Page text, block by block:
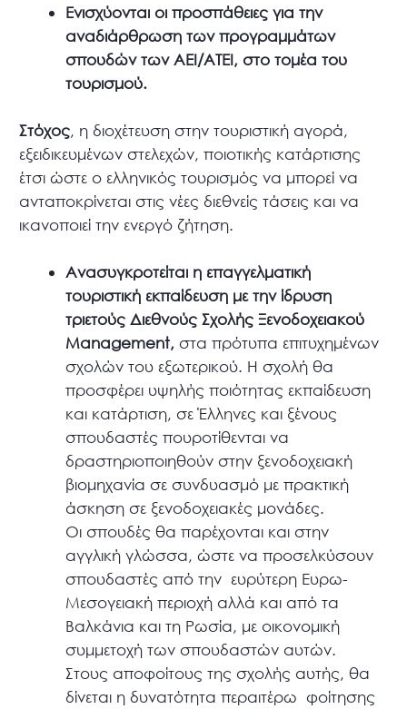
Ενισχύονται οι προσπάθειες για την
αναδιάρθρωση των προγραμμάτων
σπουδών των ΑΕΙ/ΑΤΕΙ, στο τομέα του
τουρισμού.
Στόχος, η διοχέτευση στην τουριστική αγορά,
εξειδικευμένων στελεχών, ποιοτικής κατάρτισης
έτσι ώστε ο ελληνικός τουρισμός να μπορεί να
ανταποκρίνεται στις νέες διεθνείς τάσεις και να
ικανοποιεί την ενεργό ζήτηση.
Ανασυγκροτείται η επαγγελματική
τουριστική εκπαίδευση με την ίδρυση
τριετούς Διεθνούς Σχολής Ξενοδοχειακού
Management, στα πρότυπα επιτυχημένων
σχολών του εξωτερικού. Η σχολή θα
προσφέρει υψηλής ποιότητας εκπαίδευση
και κατάρτιση, σε Έλληνες και ξένους
σπουδαστές πουροτίθενται να
δραστηριοποιηθούν στην ξενοδοχειακή
βιομηχανία σε συνδυασμό με πρακτική
άσκηση σε ξενοδοχειακές μονάδες.
Οι σπουδές θα παρέχονται και στην
αγγλική γλώσσα, ώστε να προσελκύσουν
σπουδαστές από την ευρύτερη Ευρω-
Μεσογειακή περιοχή αλλά και από τα
Βαλκάνια και τη Ρωσία, με οικονομική
συμμετοχή των σπουδαστών αυτών.
Στους αποφοίτους της σχολής αυτής, θα
δίνεται η δυνατότητα περαιτέρω φοίτησης